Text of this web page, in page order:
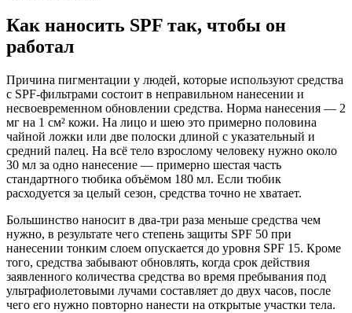
Как наносить SPF так, чтобы он
работал
Причина пигментации у людей, которые используют средства
с SPF-фильтрами состоит в неправильном нанесении и
несвоевременном обновлении средства. Норма нанесения — 2
мг на 1 см² кожи. На лицо и шею это примерно половина
чайной ложки или две полоски длиной с указательный и
средний палец. На всё тело взрослому человеку нужно около
30 мл за одно нанесение — примерно шестая часть
стандартного тюбика объёмом 180 мл. Если тюбик
расходуется за целый сезон, средства точно не хватает.
Большинство наносит в два-три раза меньше средства чем
нужно, в результате чего степень защиты SPF 50 при
нанесении тонким слоем опускается до уровня SPF 15. Кроме
того, средства забывают обновлять, когда срок действия
заявленного количества средства во время пребывания под
ультрафиолетовыми лучами составляет до двух часов, после
чего его нужно повторно нанести на открытые участки тела.